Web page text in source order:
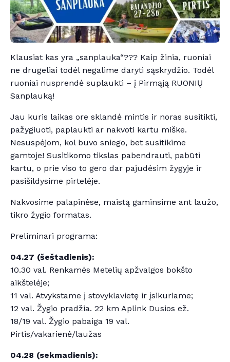
Klausiat kas yra „sanplauka“??? Kaip žinia, ruoniai
ne drugeliai todėl negalime daryti sąskrydžio. Todėl
ruoniai nusprendė suplaukti – į Pirmąją RUONIŲ
Sanplauką!
Jau kuris laikas ore sklandė mintis ir noras susitikti,
pažygiuoti, paplaukti ar nakvoti kartu miške.
Nesuspėjom, kol buvo sniego, bet susitikime
gamtoje! Susitikomo tikslas pabendrauti, pabūti
kartu, o prie viso to gero dar pajudėsim žygyje ir
pasišildysime pirtelėje.
Nakvosime palapinėse, maistą gaminsime ant laužo,
tikro žygio formatas.
Preliminari programa:
04.27 (šeštadienis):
10.30 val. Renkamės Metelių apžvalgos bokšto
aikštelėje;
11 val. Atvykstame į stovyklavietę ir įsikuriame;
12 val. Žygio pradžia. 22 km Aplink Dusios ež.
18/19 val. Žygio pabaiga 19 val.
Pirtis/vakarienė/laužas
04.28 (sekmadienis):